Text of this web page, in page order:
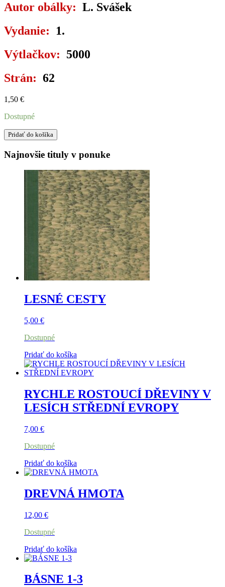
Autor obálky: L. Svášek
Vydanie: 1.
Výtlačkov: 5000
Strán: 62
1,50 €
Dostupné
množstvo
ODZBROJENÍ
A
AMERICKÁ
EKONOMIKA
Pridať do košíka
Najnovšie tituly v ponuke
LESNÉ CESTY
5,00 €
Dostupné
Pridať do košíka
RYCHLE ROSTOUCÍ DŘEVINY V
LESÍCH STŘEDNÍ EVROPY
7,00 €
Dostupné
Pridať do košíka
DREVNÁ HMOTA
12,00 €
Dostupné
Pridať do košíka
BÁSNE 1-3